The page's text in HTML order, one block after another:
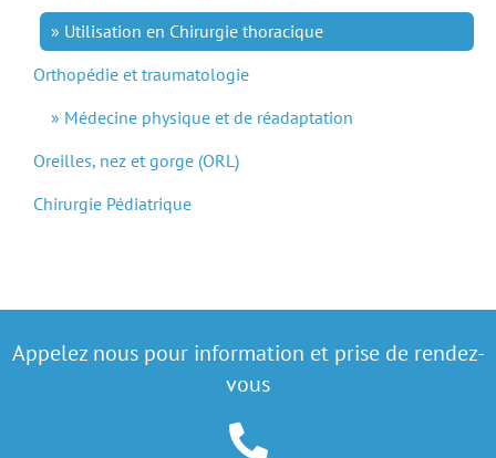
Utilisation en Chirurgie thoracique
Orthopédie et traumatologie
Médecine physique et de réadaptation
Oreilles, nez et gorge (ORL)
Chirurgie Pédiatrique
Appelez nous pour information et prise de rendez-
vous